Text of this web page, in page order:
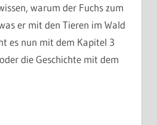
warum der Fuchs zum
er mit den Tieren im Wald
es nun mit dem Kapitel 3
die Geschichte mit dem